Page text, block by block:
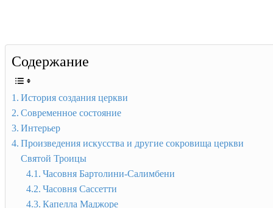
Содержание
История создания церкви
Современное состояние
Интерьер
Произведения искусства и другие сокровища церкви
Святой Троицы
Часовня Бартолини-Салимбени
Часовня Сассетти
Капелла Маджоре